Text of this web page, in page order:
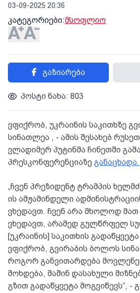
03-09-2025 20:36
კატეგორიები:მსოფლიო
გაზიარება
პოსტი ნახა: 803
ვფიქრობ, უკრაინის საკითხზე
სინათლეა , - ამის შესახებ
ვლადიმერ პუტინმა ჩინეთში
პრესკონფერენციაზე განაცხადა.
„ჩვენ პრეზიდენტ ტრამპის
ის ამჟამინდელი
ვხედავთ. ჩვენ არა მხოლოდ მათ
ვხედავთ, არამედ გულწრფელ
[უკრაინის] საკითხის
ვფიქრობ, გვირაბის ბოლოს
როგორ განვითარდება
მოხდება, მაშინ დასახული
გზით გადაწყვეტა მოგვიწევს“, -